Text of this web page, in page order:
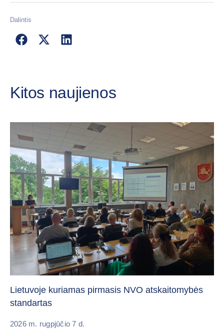
Dalintis
Kitos naujienos
Lietuvoje kuriamas pirmasis NVO atskaitomybės
standartas
2026 m. rugpjūčio 7 d.